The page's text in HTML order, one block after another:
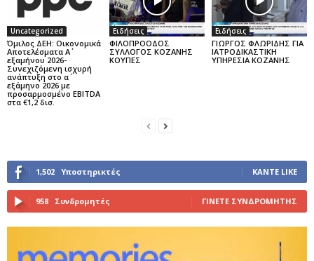
Uncategorized
Όμιλος ΔΕΗ: Οικονομικά
Αποτελέσματα Α΄
εξαμήνου 2026-
Συνεχιζόμενη ισχυρή
ανάπτυξη στο α΄
εξάμηνο 2026 με
προσαρμοσμένο EBITDA
στα €1,2 δισ.
Ειδήσεις
ΦΙΛΟΠΡΟΟΔΟΣ
ΣΥΛΛΟΓΟΣ ΚΟΖΑΝΗΣ
ΚΟΥΠΕΣ
Ειδήσεις
ΓΙΩΡΓΟΣ ΦΛΩΡΙΔΗΣ ΓΙΑ
ΙΑΤΡΟΔΙΚΑΣΤΙΚΗ
ΥΠΗΡΕΣΙΑ ΚΟΖΑΝΗΣ
1,502 Υποστηρικτές ΚΆΝΤΕ LIKE
958 Συνδρομητές ΓΊΝΕΤΕ ΣΥΝΔΡΟΜΗΤΉΣ